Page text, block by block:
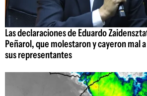
Las declaraciones de Eduardo
Peñarol, que molestaron y cayeron mal
sus representantes